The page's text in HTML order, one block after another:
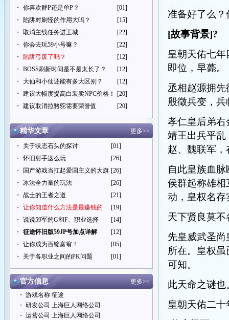
・
你喜欢群P还是单P？
[01]
・
陷阱对刷怪的作用大吗？
[15]
・
取消主线任务进王城
[22]
・
你会去玩59小号嘛？
[22]
・
陷阱弓废了吗？
[12]
・
BOSS刷新时间是不是太长了？
[12]
・
大仙和小仙还能有多大区别？
[12]
・
建议大幅度提高白装卖NPC价格！
[20]
・
建议取消拉骆驼需要荣誉值 [20]
精华文章 更多>>
・ 关于状态石头的探讨
[01]
・
怀旧射手这么玩
[26]
・
国产游戏当扛起爱国主义的大旗 [26]
・
冰法全力量的玩法
[26]
・
战士的王者之道
[21]
・
让你知道什么方法是最赚钱的
[19]
・
说说59军的G和F、职业选择
[14]
・
征途怀旧版59JP号加点详解
[12]
・
让你成为百锭富翁！
[05]
・
关于各职业之间的PK问题 [01]
官方信息
更多>>
・ 游戏名称 征途
・ 研发公司 上海巨人网络公司
・ 运营公司 上海巨人网络公司
准备好了么
[故事背景]?
皇朝天佑七
即位，早薨。
丞相赵源拥
殷徵兵变，
孝仁皇后弟
靖王出兵平
赵、魏联军
自此皇族血
侯群起称雄
动，皇权名存
天下贤良莫
先皇威武圣
所在。皇权
可知。
此天命之谜也
皇朝天佑二